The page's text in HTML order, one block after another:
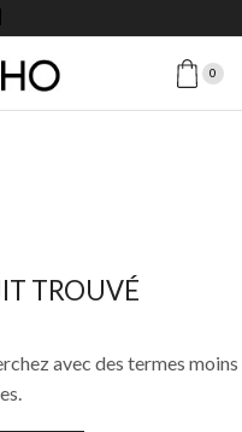
0
TROUVÉ
avec des termes moins